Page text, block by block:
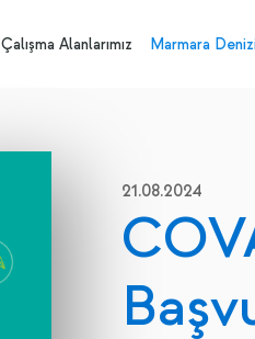
Çalışma Alanlarımız Marmara
21.08.2024